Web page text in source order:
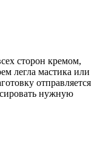
сторон кремом,
легла мастика или
отправляется
нужную